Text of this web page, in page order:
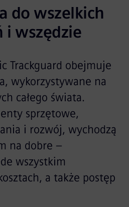
do wszelkich
i wszędzie
Trackguard obejmuje
wykorzystywane na
całego świata.
sprzętowe,
i rozwój, wychodzą
na dobre –
wszystkim
a także postęp